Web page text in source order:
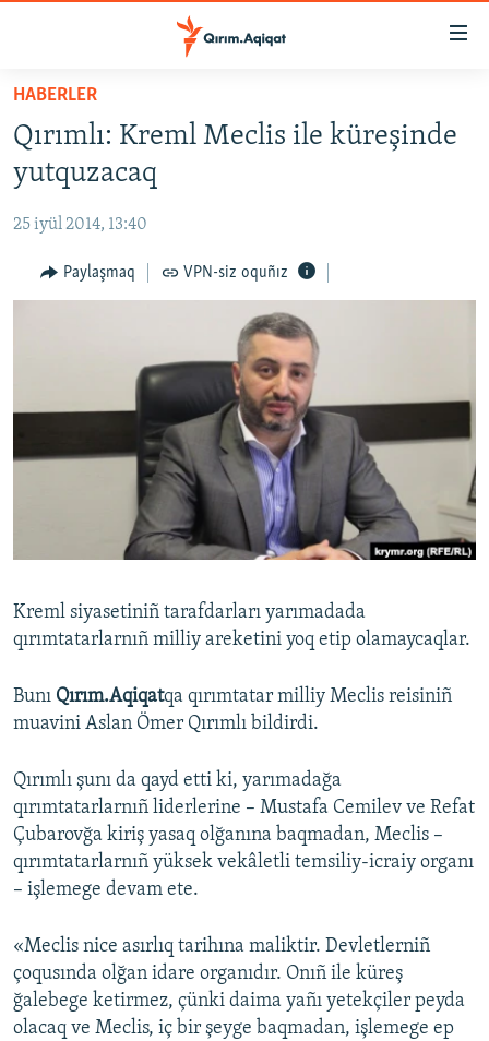
Esas
qaytmaq
Baş
navigatsiyağa
qaytmaq
qaytmaq
HABERLER
SİYASET
İQTİSADİYAT
CEMİYET
MEDENİYET
Українською
QOŞULIÑIZ!
RFE/RS bütün saytları
HABERLER
Qırımlı: Kreml Meclis ile küreşinde
yutquzacaq
25 iyül 2014, 13:40
Paylaşmaq VPN-siz oquñız
Kreml siyasetiniñ tarafdarları yarımadada
qırımtatarlarnıñ milliy areketini yoq etip olamaycaqlar.
Bunı Qırım.Aqiqatqa qırımtatar milliy Meclis reisiniñ
muavini Aslan Ömer Qırımlı bildirdi.
Qırımlı şunı da qayd etti ki, yarımadağa
qırımtatarlarnıñ liderlerine – Mustafa Cemilev ve Refat
Çubarovğa kiriş yasaq olğanına baqmadan, Meclis –
qırımtatarlarnıñ yüksek vekâletli temsiliy-icraiy organı
– işlemege devam ete.
«Meclis nice asırlıq tarihına maliktir. Devletlerniñ
çoqusında olğan idare organıdır. Onıñ ile küreş
ğalebege ketirmez, çünki daima yañı yetekçiler peyda
olacaq ve Meclis, iç bir şeyge baqmadan, işlemege ep